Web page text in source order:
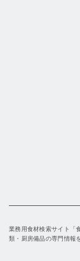
業務用食材検索サイト「
類・厨房備品の専門情報